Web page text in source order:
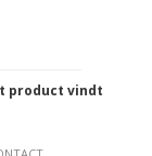
product vindt